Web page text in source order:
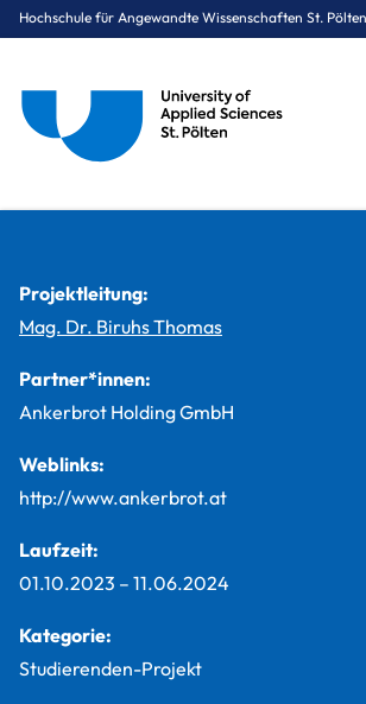
Hochschule für Angewandte Wissenschaften St. Pölten
Projektleitung:
Mag. Dr. Biruhs Thomas
Partner*innen:
Ankerbrot Holding GmbH
Weblinks:
http://www.ankerbrot.at
Laufzeit:
01.10.2023 – 11.06.2024
Kategorie:
Studierenden-Projekt